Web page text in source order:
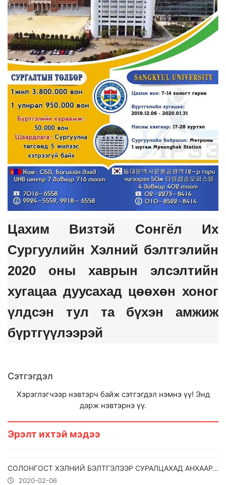
Цахим Визтэй Сонгёл Их
Сургуулийн Хэлний бэлтгэлийн
2020 оны хаврын элсэлтийн
хугацаа дуусахад цөөхөн хоног
үлдсэн тул та бүхэн амжиж
бүртгүүлээрэй
Сэтгэгдэл
Хэрэглэгчээр нэвтэрч байж сэтгэгдэл нэмнэ үү! Энд
дарж нэвтэрнэ үү.
Эрэлт ихтэй мэдээ
СОЛОНГОСТ ХЭЛНИЙ БЭЛТГЭЛЭЭР СУРАЛЦАХАД АНХААРАХ ЗҮЙЛС
2020-02-06